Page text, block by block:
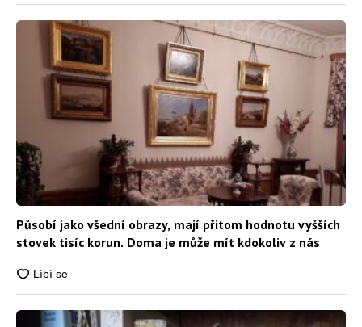
Působí jako všední obrazy, mají přitom hodnotu vyšších
stovek tisíc korun. Doma je může mít kdokoliv z nás